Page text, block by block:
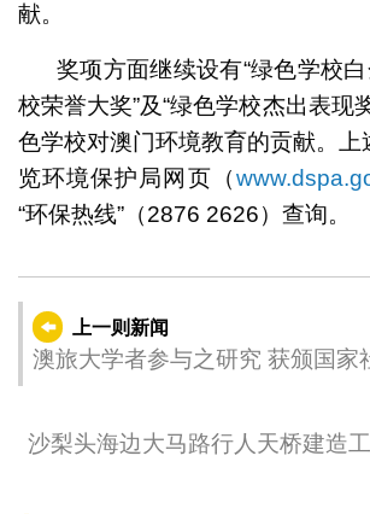
献。
奖项方面继续设有“绿色学校白
校荣誉大奖”及“绿色学校杰出表现
色学校对澳门环境教育的贡献。上
览环境保护局网页（
“环保热线”（2876 2626）查询。
上一则新闻
澳旅大学者参与之研究 获颁国家
沙梨头海边大马路行人天桥建造